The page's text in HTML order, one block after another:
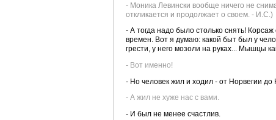
- Моника Левински вообще ничего не
откликается и продолжает о своем. - И.С.)
- А тогда надо было столько снять!
времен. Вот я думаю: какой быт был у
грести, у него мозоли на руках... Мышцы
- Вот именно!
- Но человек жил и ходил - от Норвегии до
- А жил не хуже нас с вами.
- И был не менее счастлив.